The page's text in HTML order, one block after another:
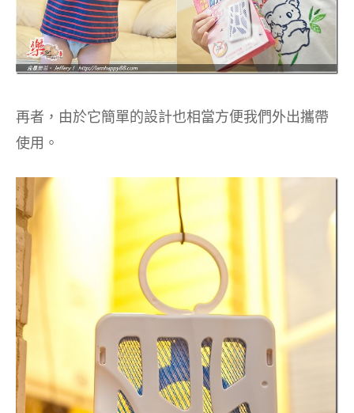
再者，由於它簡單的設計也相當方便我們外出攜帶
使用。